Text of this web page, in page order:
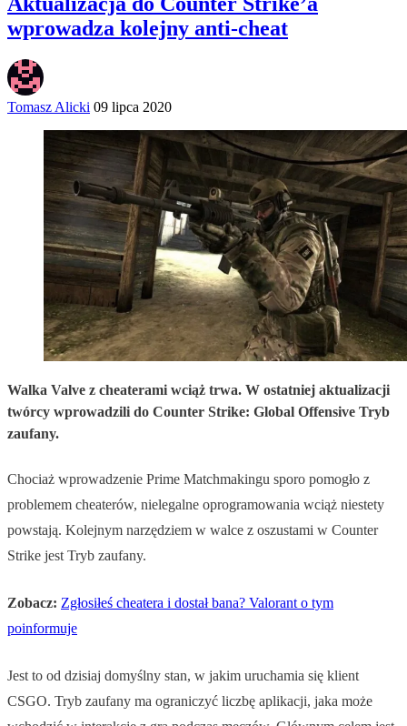
wprowadza kolejny anti-cheat
Tomasz Alicki 09 lipca 2020
Walka Valve z cheaterami wciąż trwa. W ostatniej aktualizacji
twórcy wprowadzili do Counter Strike: Global Offensive Tryb
zaufany.
Chociaż wprowadzenie Prime Matchmakingu sporo pomogło z
problemem cheaterów, nielegalne oprogramowania wciąż niestety
powstają. Kolejnym narzędziem w walce z oszustami w Counter
Strike jest Tryb zaufany.
Zobacz: Zgłosiłeś cheatera i dostał bana? Valorant o tym
poinformuje
Jest to od dzisiaj domyślny stan, w jakim uruchamia się klient
CSGO. Tryb zaufany ma ograniczyć liczbę aplikacji, jaka może